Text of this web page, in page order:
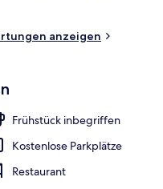
sind ein Außenpool (je
anzeigen
Frühstück inbegriffen
Kostenlose Parkplätze
Restaurant